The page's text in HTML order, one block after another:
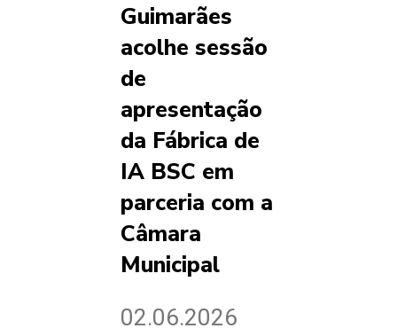
Guimarães
acolhe sessão
de
apresentação
da Fábrica de
IA BSC em
parceria com a
Câmara
Municipal
02.06.2026